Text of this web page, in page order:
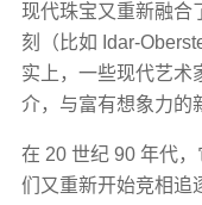
现代珠宝又重新融合
刻（比如 Idar-
实上，一些现代艺术
介，与富有想象力的
在 20 世纪 90 年代
们又重新开始竞相追